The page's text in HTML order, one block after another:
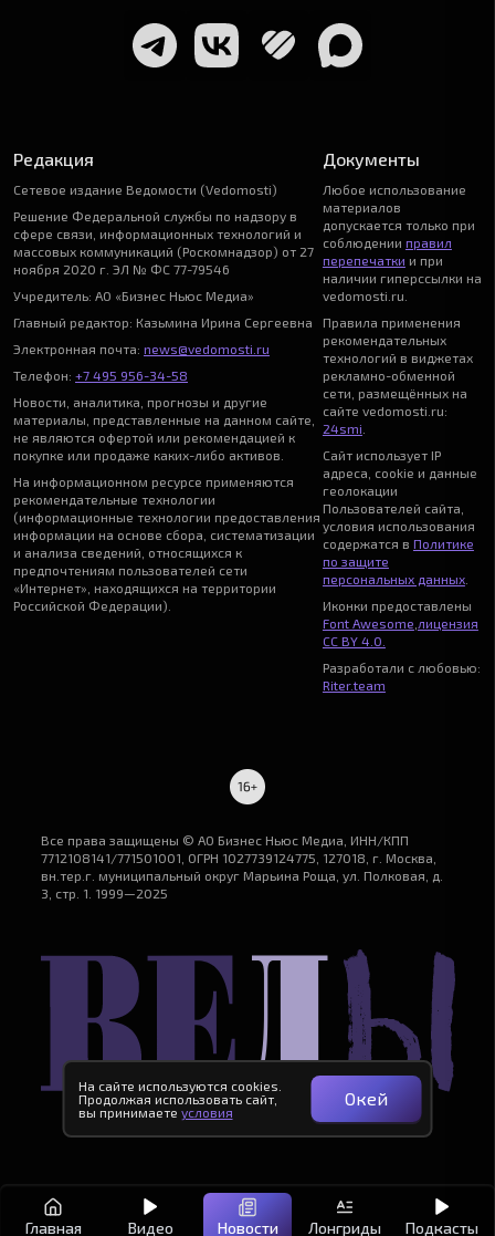
Редакция
Сетевое издание Ведомости (Vedomosti)
Решение Федеральной службы по надзору в
сфере связи, информационных технологий и
массовых коммуникаций (Роскомнадзор) от 27
ноября 2020 г. ЭЛ № ФС 77-79546
Учредитель: АО «Бизнес Ньюс Медиа»
Главный редактор: Казьмина Ирина Сергеевна
Электронная почта: news@vedomosti.ru
Телефон: +7 495 956-34-58
Новости, аналитика, прогнозы и другие
материалы, представленные на данном сайте,
не являются офертой или рекомендацией к
покупке или продаже каких-либо активов.
На информационном ресурсе применяются
рекомендательные технологии
(информационные технологии предоставления
информации на основе сбора, систематизации
и анализа сведений, относящихся к
предпочтениям пользователей сети
«Интернет», находящихся на территории
Российской Федерации).
Документы
Любое использование
материалов
допускается только при
соблюдении правил
перепечатки и при
наличии гиперссылки на
vedomosti.ru.
Правила применения
рекомендательных
технологий в виджетах
рекламно-обменной
сети, размещённых на
сайте vedomosti.ru:
24smi
Сайт использует IP
адреса, cookie и данные
геолокации
Пользователей сайта,
условия использования
содержатся в Политике
по защите
персональных данных.
Иконки предоставлены
Font Awesome лицензия
CC BY 4.0.
Разработали с любовью:
Riter.team
Все права защищены © АО Бизнес Ньюс Медиа, ИНН/КПП
7712108141/771501001, ОГРН 1027739124775, 127018, г. Москва,
вн.тер.г. муниципальный округ Марьина Роща, ул. Полковая, д.
3, стр. 1. 1999—2025
Главная Видео Новости Лонгриды Подкасты
На сайте используются cookies.
Продолжая использовать сайт,
вы принимаете условия
Окей